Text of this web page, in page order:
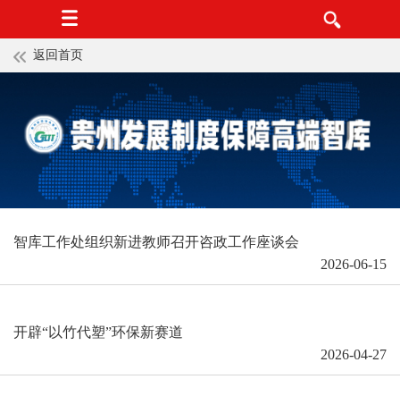
返回首页
智库工作处组织新进教师召开咨政工作座谈会
2026-06-15
开辟“以竹代塑”环保新赛道
2026-04-27